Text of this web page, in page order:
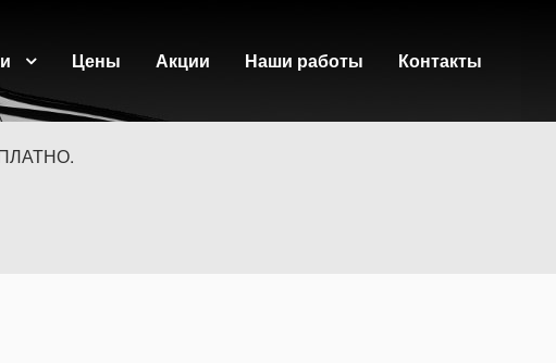
Цены Акции Наши работы Контакты